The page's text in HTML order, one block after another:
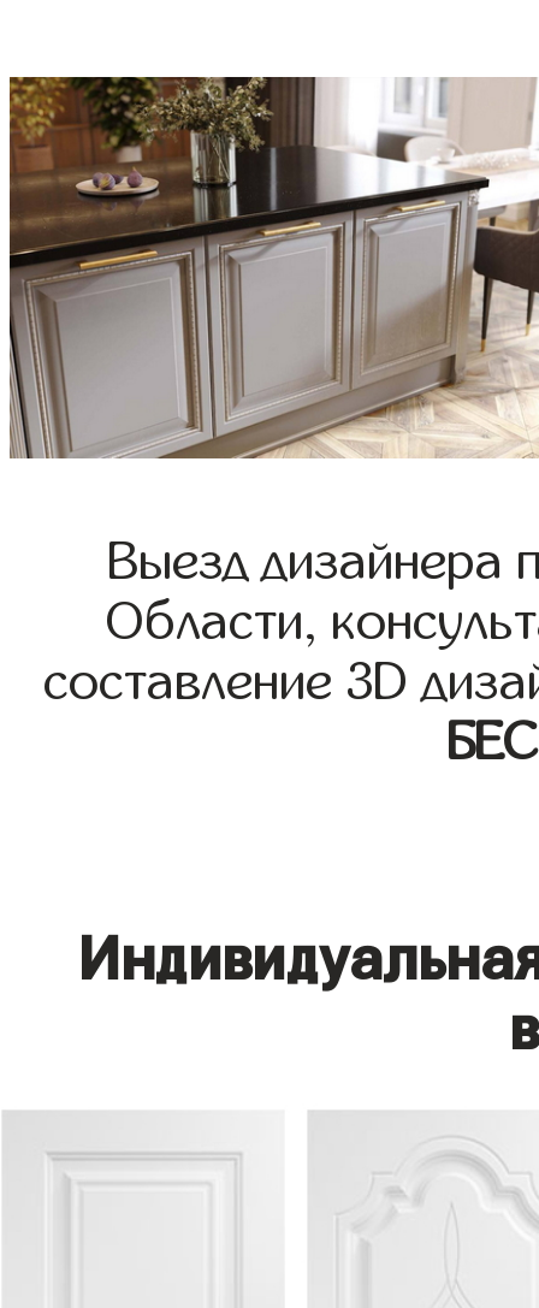
Выезд дизайнера
Области,
составление 3D